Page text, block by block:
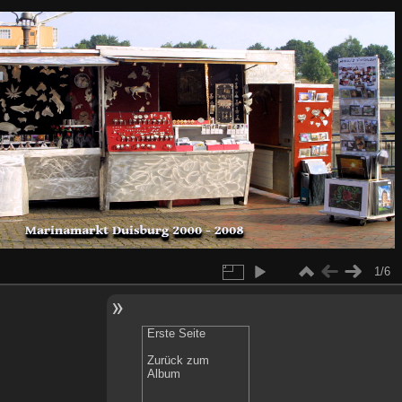
1/6
Erste Seite
Zurück zum
Album